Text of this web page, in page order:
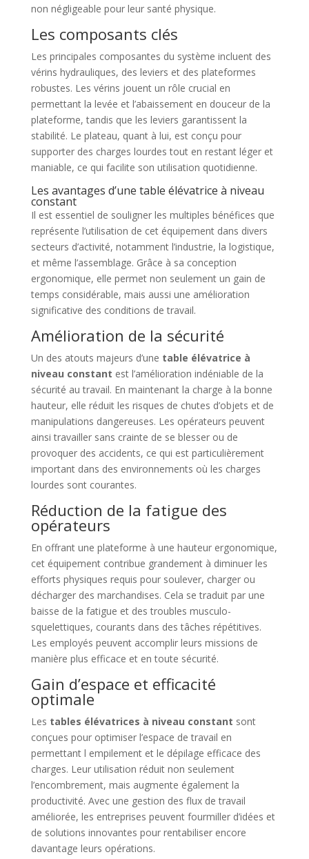
non négligeable pour leur santé physique.
Les composants clés
Les principales composantes du système incluent des
vérins hydrauliques, des leviers et des plateformes
robustes. Les vérins jouent un rôle crucial en
permettant la levée et l’abaissement en douceur de la
plateforme, tandis que les leviers garantissent la
stabilité. Le plateau, quant à lui, est conçu pour
supporter des charges lourdes tout en restant léger et
maniable, ce qui facilite son utilisation quotidienne.
Les avantages d’une table élévatrice à niveau
constant
Il est essentiel de souligner les multiples bénéfices que
représente l’utilisation de cet équipement dans divers
secteurs d’activité, notamment l’industrie, la logistique,
et même l’assemblage. Grâce à sa conception
ergonomique, elle permet non seulement un gain de
temps considérable, mais aussi une amélioration
significative des conditions de travail.
Amélioration de la sécurité
Un des atouts majeurs d’une table élévatrice à
niveau constant est l’amélioration indéniable de la
sécurité au travail. En maintenant la charge à la bonne
hauteur, elle réduit les risques de chutes d’objets et de
manipulations dangereuses. Les opérateurs peuvent
ainsi travailler sans crainte de se blesser ou de
provoquer des accidents, ce qui est particulièrement
important dans des environnements où les charges
lourdes sont courantes.
Réduction de la fatigue des
opérateurs
En offrant une plateforme à une hauteur ergonomique,
cet équipement contribue grandement à diminuer les
efforts physiques requis pour soulever, charger ou
décharger des marchandises. Cela se traduit par une
baisse de la fatigue et des troubles musculo-
squelettiques, courants dans des tâches répétitives.
Les employés peuvent accomplir leurs missions de
manière plus efficace et en toute sécurité.
Gain d’espace et efficacité
optimale
Les tables élévatrices à niveau constant sont
conçues pour optimiser l’espace de travail en
permettant l empilement et le dépilage efficace des
charges. Leur utilisation réduit non seulement
l’encombrement, mais augmente également la
productivité. Avec une gestion des flux de travail
améliorée, les entreprises peuvent fourmiller d’idées et
de solutions innovantes pour rentabiliser encore
davantage leurs opérations.